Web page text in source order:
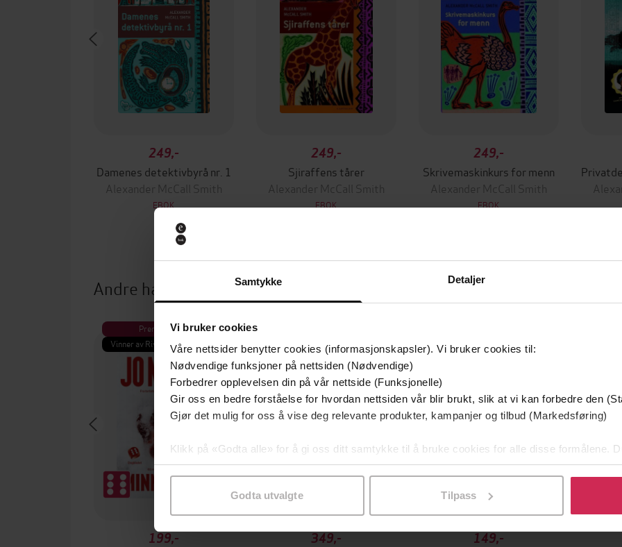
Samtykke Detaljer
Vi bruker cookies
Våre nettsider benytter cookies (informasjonskapsler). Vi bruker cookies til:
Nødvendige funksjoner på nettsiden (Nødvendige)
Forbedrer opplevelsen din på vår nettside (Funksjonelle)
Gir oss en bedre forståelse for hvordan nettsiden vår blir brukt, slik at vi kan forbedre den
Gjør det mulig for oss å vise deg relevante produkter, kampanjer og tilbud (Markedsføring)
Klikk på «Godta alle» for å gi oss ditt samtykke til å bruke cookies for alle disse formålene.
samtykke til spesifikke formål ved å klikke på «Tilpass». Du kan når som helst trekke
Godta utvalgte Tilpass
249,-
Damenes detektivbyrå nr. 1
Alexander McCall Smith
EBOK
249,-
Sjiraffens tårer
Alexander McCall Smith
EBOK
249,-
Skrivemaskinkurs for menn
Alexander McCall Smith
EBOK
Andre har også kjøpt
Premium
Vinner av Rivertonprisen
199,-
Første gang på tilbud
349,-
149,-